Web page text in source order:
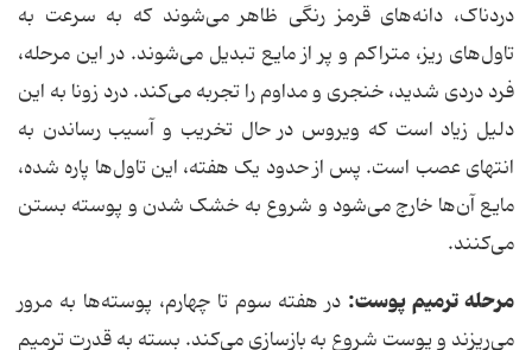
دردناک، دانه‌های قرمز رنگی ظاهر می‌شوند که به سرعت به
تاول‌های ریز، متراکم و پر از مایع تبدیل می‌شوند. در این مرحله،
فرد دردی شدید، خنجری و مداوم را تجربه می‌کند. درد زونا به این
دلیل زیاد است که ویروس در حال تخریب و آسیب رساندن به
انتهای عصب است. پس از حدود یک هفته، این تاول‌ها پاره شده،
مایع آن‌ها خارج می‌شود و شروع به خشک شدن و پوسته بستن
می‌کنند.
مرحله ترمیم پوست: در هفته سوم تا چهارم، پوسته‌ها به مرور
می‌ریزند و پوست شروع به بازسازی می‌کند. بسته به قدرت ترمیم